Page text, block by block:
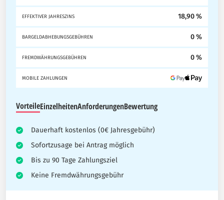
EFFEKTIVER JAHRESZINS 18,90 %
BARGELDABHEBUNGSGEBÜHREN 0 %
FREMDWÄHRUNGSGEBÜHREN 0 %
MOBILE ZAHLUNGEN
VorteileEinzelheitenAnforderungenBewertung
Dauerhaft kostenlos (0€ Jahresgebühr)
Sofortzusage bei Antrag möglich
Bis zu 90 Tage Zahlungsziel
Keine Fremdwährungsgebühr